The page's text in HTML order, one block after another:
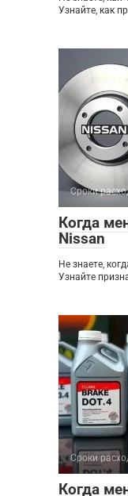
Узнайте, как
Сроки
Когда
Nissan
Не знаете,
Узнайте
Сроки
Когда